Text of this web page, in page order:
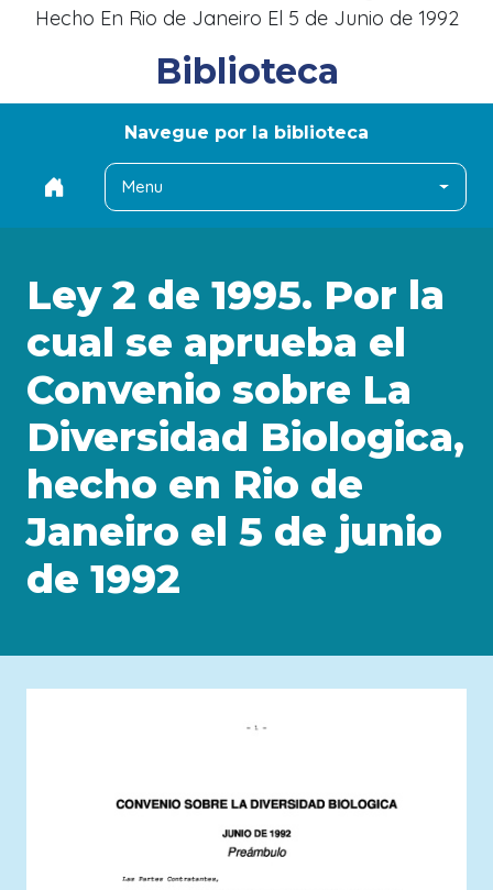
Hecho En Rio de Janeiro El 5 de Junio de 1992
Biblioteca
Navegue por la biblioteca
Menu
Ley 2 de 1995. Por la
cual se aprueba el
Convenio sobre La
Diversidad Biologica,
hecho en Rio de
Janeiro el 5 de junio
de 1992